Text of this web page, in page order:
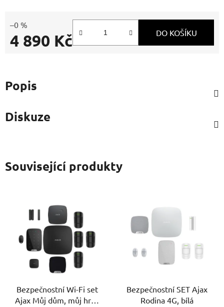
–0 %
4 890 Kč DO KOŠÍKU
Popis
Diskuze
Související produkty
Bezpečnostní Wi-Fi set
Ajax Můj dům, můj hrad
Bezpečnostní SET Ajax
Rodina 4G, bílá